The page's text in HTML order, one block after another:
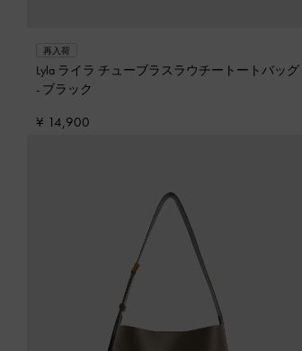
再入荷
Lyla ライラ チューブラスラウチートートバッグ
- ブラック
¥ 14,900